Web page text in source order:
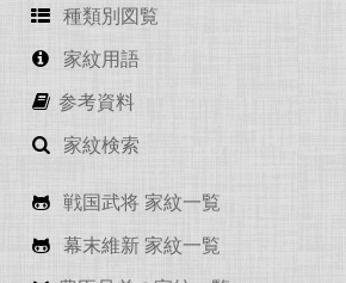
種類別図覧
家紋用語
参考資料
家紋検索
戦国武将 家紋一覧
幕末維新 家紋一覧